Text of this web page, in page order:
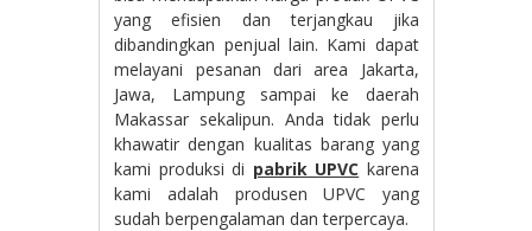
yang efisien dan terjangkau jika
dibandingkan penjual lain. Kami dapat
melayani pesanan dari area Jakarta,
Jawa, Lampung sampai ke daerah
Makassar sekalipun. Anda tidak perlu
khawatir dengan kualitas barang yang
kami produksi di pabrik UPVC karena
kami adalah produsen UPVC yang
sudah berpengalaman dan terpercaya.